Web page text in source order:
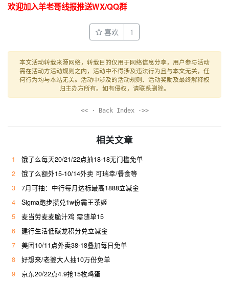
欢迎加入羊老哥线报推送WX/QQ群
喜欢 1
本文活动转载来源网络，转载目的仅用于网络信息分享，用户参与活动
需在活动方活动规则之内，活动中不得涉及违法行为且与本文无关，任
何行为均与本站无关。活动中涉及的活动规则、活动奖励及最终解释权
归主办方所有。如有侵权，请联系删除。
<< · Back Index ·>>
相关文章
1
饿了么每天20/21/22点抽18-18无门槛免单
2
饿了么额外15-10/14外卖 可瑞幸/餐食等
3
7月可抽：中行每月达标最高1888立减金
4
Sigma跑步攒兑1w份霸王茶姬
5
麦当劳麦麦脆汁鸡 需随单15
6
建行生活低碳龙积分兑立减金
7
美团10/11点外卖38-18叠加每日免单
8
好想来/老婆大人抽10万份免单
9
京东20/22点4.9抢15枚鸡蛋